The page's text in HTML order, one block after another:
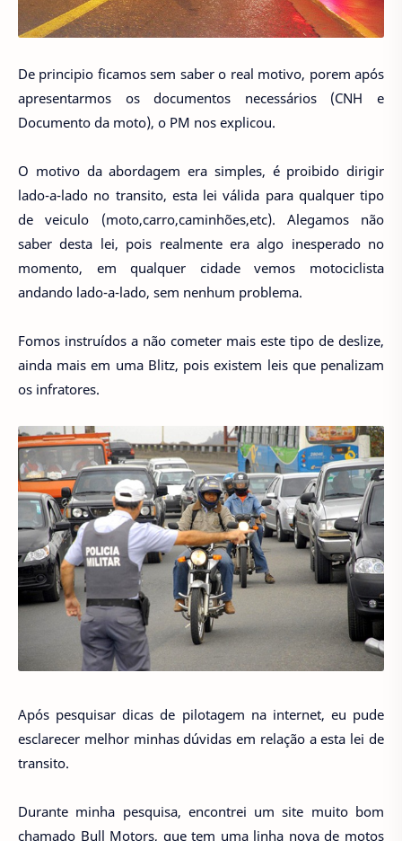
De principio ficamos sem saber o real motivo, porem após
apresentarmos os documentos necessários (CNH e
Documento da moto), o PM nos explicou.
O motivo da abordagem era simples, é proibido dirigir
lado-a-lado no transito, esta lei válida para qualquer tipo
de veiculo (moto,carro,caminhões,etc). Alegamos não
saber desta lei, pois realmente era algo inesperado no
momento, em qualquer cidade vemos motociclista
andando lado-a-lado, sem nenhum problema.
Fomos instruídos a não cometer mais este tipo de deslize,
ainda mais em uma Blitz, pois existem leis que penalizam
os infratores.
Após pesquisar dicas de pilotagem na internet, eu pude
esclarecer melhor minhas dúvidas em relação a esta lei de
transito.
Durante minha pesquisa, encontrei um site muito bom
chamado Bull Motors, que tem uma linha nova de motos